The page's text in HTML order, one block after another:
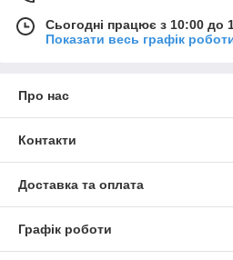
Сьогодні працює з 10:00 до
Показати весь графік
Про нас
Контакти
Доставка та оплата
Графік роботи